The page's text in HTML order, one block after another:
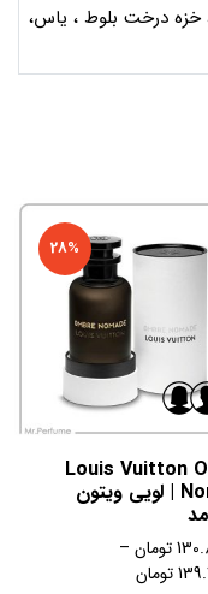
، خزه درخت بلوط ، یاس،
28%
Louis Vuitton
Nomade | لویی ویتون
تومان –
تومان